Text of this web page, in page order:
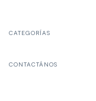
CATEGORÍAS
CONTACTÁNOS